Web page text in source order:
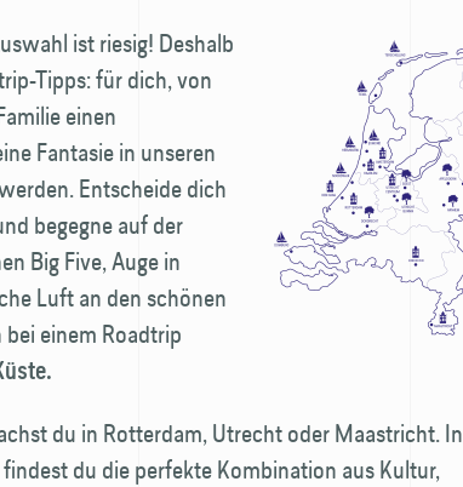
ist riesig! Deshalb
Tipps: für dich, von
einen
Fantasie in unseren
Entscheide dich
begegne auf der
Big Five, Auge in
Luft an den schönen
einem Roadtrip
du in Rotterdam, Utrecht oder Maastricht. In
du die perfekte Kombination aus Kultur,